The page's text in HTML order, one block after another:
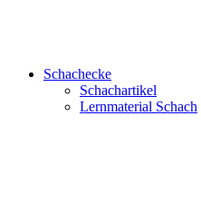
Schachecke
Schachartikel
Lernmaterial Schach